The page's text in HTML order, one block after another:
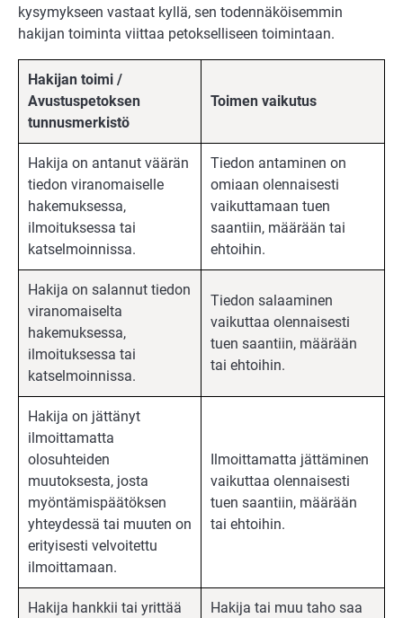
kysymykseen vastaat kyllä, sen todennäköisemmin
hakijan toiminta viittaa petokselliseen toimintaan.
Hakijan toimi /
Avustuspetoksen
tunnusmerkistö
Toimen vaikutus
Hakija on antanut väärän
tiedon viranomaiselle
hakemuksessa,
ilmoituksessa tai
katselmoinnissa.
Tiedon antaminen on
omiaan olennaisesti
vaikuttamaan tuen
saantiin, määrään tai
ehtoihin.
Hakija on salannut tiedon
viranomaiselta
hakemuksessa,
ilmoituksessa tai
katselmoinnissa.
Tiedon salaaminen
vaikuttaa olennaisesti
tuen saantiin, määrään
tai ehtoihin.
Hakija on jättänyt
ilmoittamatta
olosuhteiden
muutoksesta, josta
myöntämispäätöksen
yhteydessä tai muuten on
erityisesti velvoitettu
ilmoittamaan.
Ilmoittamatta jättäminen
vaikuttaa olennaisesti
tuen saantiin, määrään
tai ehtoihin.
Hakija hankkii tai yrittää
Hakija tai muu taho saa